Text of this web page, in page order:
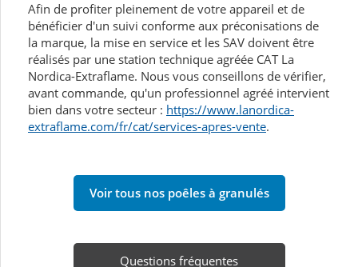
Afin de profiter pleinement de votre appareil et de
bénéficier d'un suivi conforme aux préconisations de
la marque, la mise en service et les SAV doivent être
réalisés par une station technique agréée CAT La
Nordica-Extraflame. Nous vous conseillons de vérifier,
avant commande, qu'un professionnel agréé intervient
bien dans votre secteur : https://www.lanordica-
extraflame.com/fr/cat/services-apres-vente.
Voir tous nos poêles à granulés
Questions fréquentes